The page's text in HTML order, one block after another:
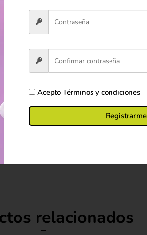
relacionados
Acepto Términos y condiciones
Registrarme